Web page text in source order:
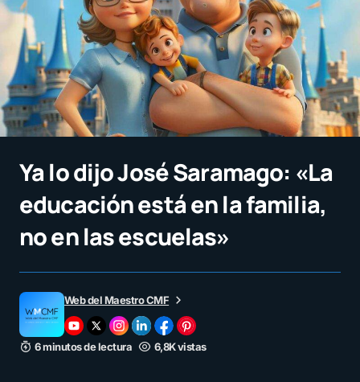
Ya lo dijo José Saramago: «La
educación está en la familia,
no en las escuelas»
Web del Maestro CMF
6 minutos de lectura 6,8K vistas